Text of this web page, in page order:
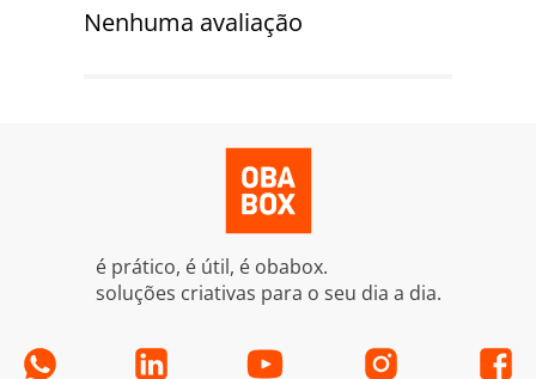
Nenhuma avaliação
é prático, é útil, é obabox.
soluções criativas para o seu dia a dia.